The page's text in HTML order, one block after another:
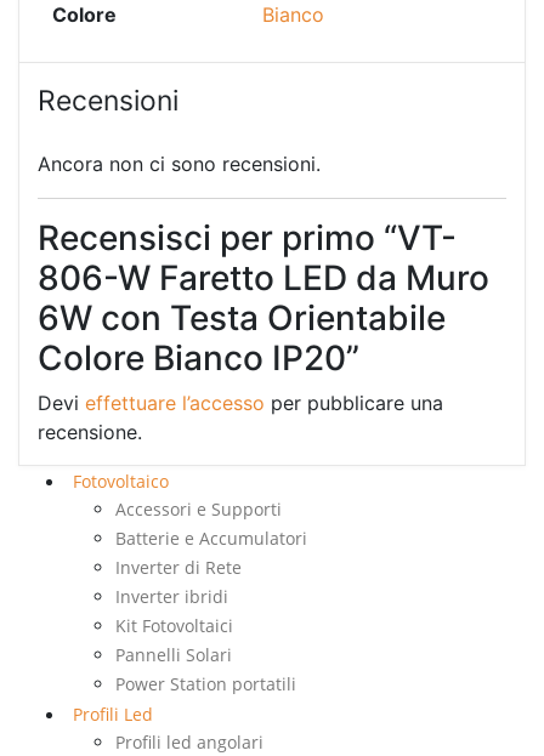
Colore Bianco
Recensioni
Ancora non ci sono recensioni.
Recensisci per primo “VT-
806-W Faretto LED da Muro
6W con Testa Orientabile
Colore Bianco IP20”
Devi effettuare l’accesso per pubblicare una
recensione.
Fotovoltaico
Accessori e Supporti
Batterie e Accumulatori
Inverter di Rete
Inverter ibridi
Kit Fotovoltaici
Pannelli Solari
Power Station portatili
Profili Led
Profili led angolari